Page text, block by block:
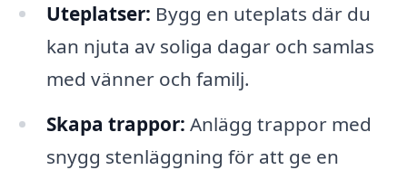
Uteplatser: Bygg en uteplats där du
kan njuta av soliga dagar och samlas
med vänner och familj.
Skapa trappor: Anlägg trappor med
snygg stenläggning för att ge en